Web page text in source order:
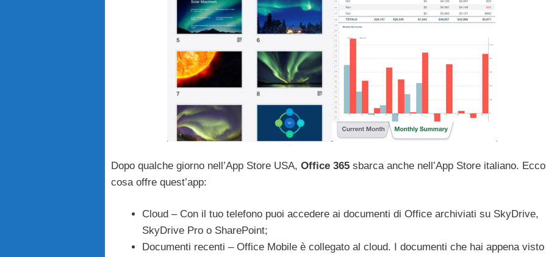
Dopo qualche giorno nell’App Store USA, Office 365 sbarca anche nell’App Store italiano. Ecco
cosa offre quest’app:
Cloud – Con il tuo telefono puoi accedere ai documenti di Office archiviati su SkyDrive,
SkyDrive Pro o SharePoint;
Documenti recenti – Office Mobile è collegato al cloud. I documenti che hai appena visto